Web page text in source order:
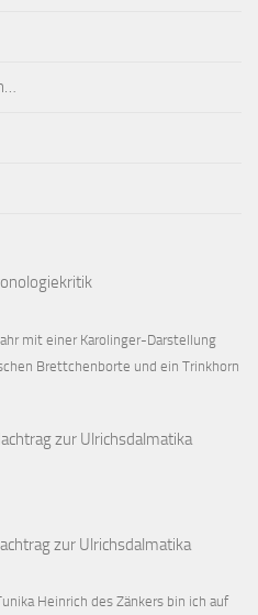
mit einer Karolinger-Darstellung
Brettchenborte und ein Trinkhorn
zur Ulrichsdalmatika
zur Ulrichsdalmatika
Heinrich des Zänkers bin ich auf